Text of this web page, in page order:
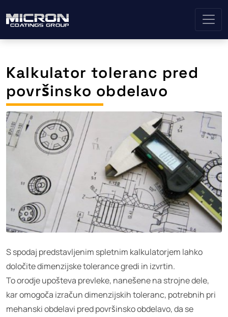
Kalkulator toleranc pred
površinsko obdelavo
S spodaj predstavljenim spletnim kalkulatorjem lahko
določite dimenzijske tolerance gredi in izvrtin.
To orodje upošteva prevleke, nanešene na strojne dele,
kar omogoča izračun dimenzijskih toleranc, potrebnih pri
mehanski obdelavi pred površinsko obdelavo, da se